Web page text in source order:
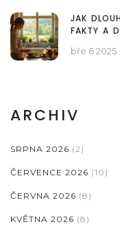
JAK
FAKTY A
bře 6 2025
ARCHIV
SRPNA 2026 (2)
ČERVENCE 2026 (10)
ČERVNA 2026 (8)
KVĚTNA 2026 (8)